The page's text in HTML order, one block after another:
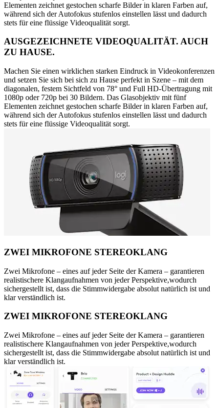
Elementen zeichnet gestochen scharfe Bilder in klaren Farben auf,
während sich der Autofokus stufenlos einstellen lässt und dadurch
stets für eine flüssige Videoqualität sorgt.
AUSGEZEICHNETE VIDEOQUALITÄT. AUCH
ZU HAUSE.
Machen Sie einen wirklichen starken Eindruck in Videokonferenzen
und setzen Sie sich bei sich zu Hause perfekt in Szene – mit dem
diagonalen, festem Sichtfeld von 78° und Full HD-Übertragung mit
1080p oder 720p bei 30 Bildern. Das Glasobjektiv mit fünf
Elementen zeichnet gestochen scharfe Bilder in klaren Farben auf,
während sich der Autofokus stufenlos einstellen lässt und dadurch
stets für eine flüssige Videoqualität sorgt.
ZWEI MIKROFONE STEREOKLANG
Zwei Mikrofone – eines auf jeder Seite der Kamera – garantieren
realistischere Klangaufnahmen von jeder Perspektive,wodurch
sichergestellt ist, dass die Stimmwidergabe absolut natürlich ist und
klar verständlich ist.
ZWEI MIKROFONE STEREOKLANG
Zwei Mikrofone – eines auf jeder Seite der Kamera – garantieren
realistischere Klangaufnahmen von jeder Perspektive,wodurch
sichergestellt ist, dass die Stimmwidergabe absolut natürlich ist und
klar verständlich ist.